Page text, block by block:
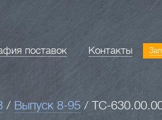
поставок Контакты
/ Выпуск 8-95 / ТС-